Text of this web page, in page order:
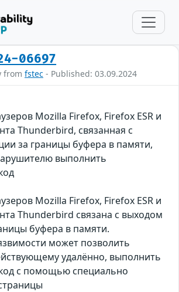
06697
from fstec - Published: 03.09.2024
Mozilla Firefox, Firefox ESR и
Thunderbird, связанная с
за границы буфера в памяти,
выполнить
Mozilla Firefox, Firefox ESR и
Thunderbird связана с выходом
буфера в памяти.
может позволить
удалённо, выполнить
с помощью специально